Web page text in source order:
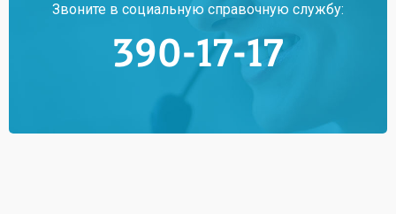
Звоните в социальную справочную службу:
390-17-17